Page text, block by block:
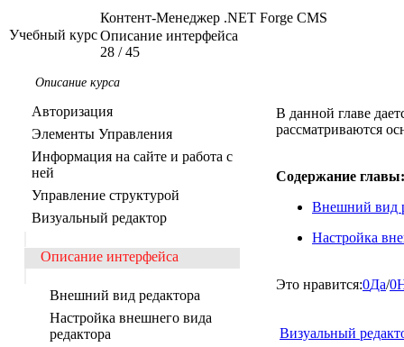
Учебный курс
Контент-Менеджер .NET Forge CMS
Описание интерфейса
28 /45
Описание курса
Авторизация
Элементы Управления
Информация на сайте и работа с
ней
Управление структурой
Визуальный редактор
Описание интерфейса
Внешний вид редактора
Настройка внешнего вида
редактора
В данной главе
рассматриваются
Содержание главы:
Внешний вид
Настройка
Это нравится:0Да/0
Визуальный